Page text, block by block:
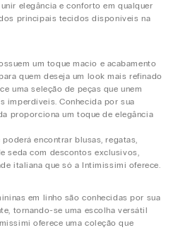
elegância e conforto em qualquer
principais tecidos disponíveis na
um toque macio e acabamento
quem deseja um look mais refinado
uma seleção de peças que unem
imperdíveis. Conhecida por sua
proporciona um toque de elegância
encontrar blusas, regatas,
seda com descontos exclusivos,
italiana que só a Intimissimi oferece.
em linho são conhecidas por sua
tornando-se uma escolha versátil
oferece uma coleção que